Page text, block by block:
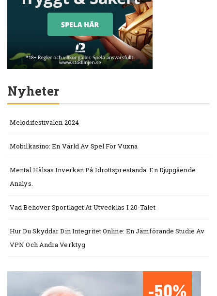
Nyheter
Melodifestivalen 2024
Mobilkasino: En Värld Av Spel För Vuxna
Mental Hälsas Inverkan På Idrottsprestanda: En Djupgående
Analys.
Vad Behöver Sportlaget At Utvecklas I 20-Talet
Hur Du Skyddar Din Integritet Online: En Jämförande Studie Av
VPN Och Andra Verktyg